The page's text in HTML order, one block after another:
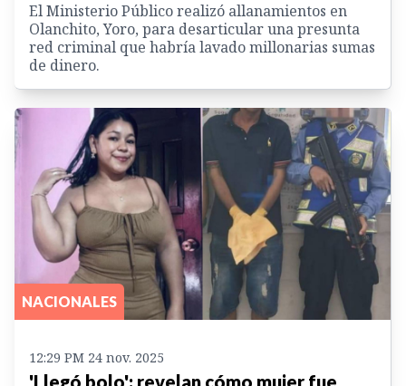
El Ministerio Público realizó allanamientos en
Olanchito, Yoro, para desarticular una presunta
red criminal que habría lavado millonarias sumas
de dinero.
NACIONALES
12:29 PM 24 nov. 2025
'Llegó bolo': revelan cómo mujer fue